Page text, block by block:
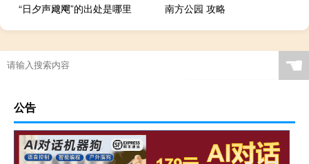
“日夕声飕飗”的出处是哪里
南方公园 攻略
☚
公告